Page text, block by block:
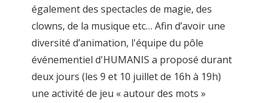
également des spectacles de magie, des
clowns, de la musique etc… Afin d’avoir une
diversité d’animation, l'équipe du pôle
événementiel d'HUMANIS a proposé durant
deux jours (les 9 et 10 juillet de 16h à 19h)
une activité de jeu « autour des mots »